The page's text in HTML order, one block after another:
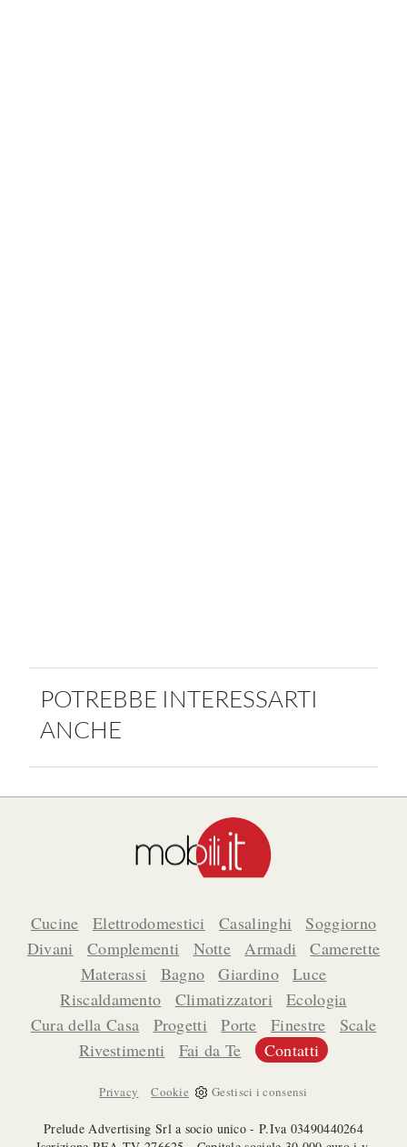
POTREBBE INTERESSARTI
ANCHE
Cucine Elettrodomestici Casalinghi
Soggiorno
Divani
Complementi Notte Armadi
Camerette
Materassi
Bagno Giardino
Luce
Riscaldamento
Climatizzatori
Ecologia
Cura della Casa
Progetti Porte Finestre
Scale
Rivestimenti
Fai da Te Contatti
Privacy -Cookie Gestisci i consensi
Prelude Advertising Srl a socio unico - P.Iva 03490440264